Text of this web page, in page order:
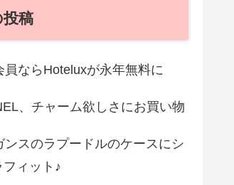
稿
員ならHoteluxが永年無料に
、チャーム欲しさにお買い物
ンスのラプードルのケースにシ
フィット♪